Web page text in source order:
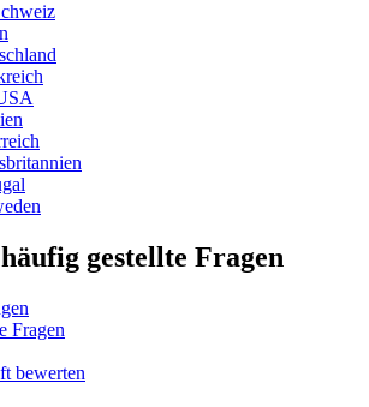
gestellte Fragen
Fragen
bewerten